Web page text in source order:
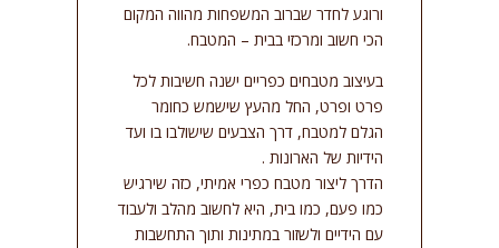
ורוגע לחדר שברוב המשפחות מהווה המקום
הכי חשוב ומרכזי בבית – המטבח.
בעיצוב מטבחים כפריים ישנה חשיבות לכל
פרט ופרט, החל מהעץ שישמש כחומר
הגלם למטבח, דרך הצבעים שישולבו בו ועד
הידיות של הארונות .
הדרך ליצור מטבח כפרי אמיתי, כזה שירגיש
כמו פעם, כמו בית, היא לחשוב מהלב ולעבוד
עם הידיים ולשזור במתינות ותוך התחשבות